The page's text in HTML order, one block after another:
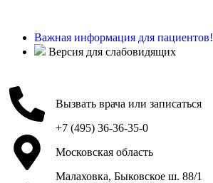
Важная информация для пациентов!
Версия для слабовидящих
Вызвать врача или записаться
+7 (495) 36-36-35-0
Московская область
Малаховка, Быковское ш. 88/1